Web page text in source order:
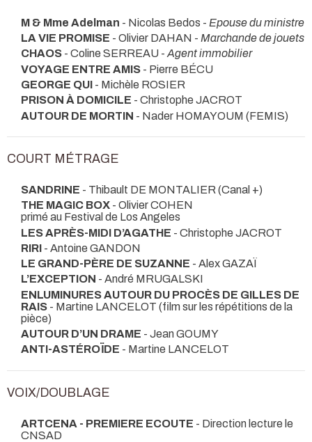
M & Mme Adelman - Nicolas Bedos - Epouse du ministre
LA VIE PROMISE - Olivier DAHAN - Marchande de jouets
CHAOS - Coline SERREAU -Agent immobilier
VOYAGE ENTRE AMIS - Pierre BÉCU
GEORGE QUI - Michèle ROSIER
PRISON À DOMICILE - Christophe JACROT
AUTOUR DE MORTIN - Nader HOMAYOUM (FEMIS)
COURT MÉTRAGE
SANDRINE - Thibault DE MONTALIER (Canal +)
THE MAGIC BOX - Olivier COHEN
primé au Festival de Los Angeles
LES APRÈS-MIDI D’AGATHE - Christophe JACROT
RIRI - Antoine GANDON
LE GRAND-PÈRE DE SUZANNE - Alex GAZAÏ
L’EXCEPTION - André MRUGALSKI
ENLUMINURES AUTOUR DU PROCÈS DE GILLES DE
RAIS - Martine LANCELOT (film sur les répétitions de la
pièce)
AUTOUR D’UN DRAME - Jean GOUMY
ANTI-ASTÉROÏDE - Martine LANCELOT
VOIX/DOUBLAGE
ARTCENA - PREMIERE ECOUTE - Direction lecture le
CNSAD